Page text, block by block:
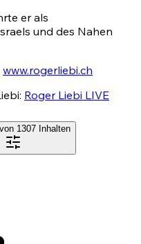
er als
und des Nahen
www.rogerliebi.ch
Roger Liebi LIVE
1307 Inhalten